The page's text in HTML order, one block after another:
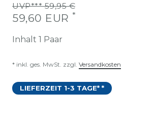
UVP*** 59,95 €
59,60 EUR *
Inhalt 1 Paar
* inkl. ges. MwSt. zzgl. Versandkosten
LIEFERZEIT 1-3 TAGE* *